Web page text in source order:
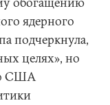
ядерного
подчеркнула,
целях», но
США